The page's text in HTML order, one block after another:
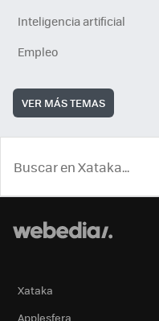
Inteligencia artificial
Empleo
VER MÁS TEMAS
Xataka
Applesfera